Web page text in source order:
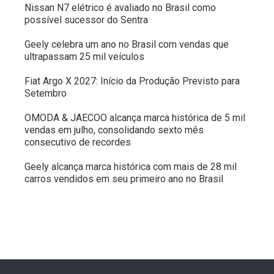
Nissan N7 elétrico é avaliado no Brasil como
possível sucessor do Sentra
Geely celebra um ano no Brasil com vendas que
ultrapassam 25 mil veículos
Fiat Argo X 2027: Início da Produção Previsto para
Setembro
OMODA & JAECOO alcança marca histórica de 5 mil
vendas em julho, consolidando sexto mês
consecutivo de recordes
Geely alcança marca histórica com mais de 28 mil
carros vendidos em seu primeiro ano no Brasil